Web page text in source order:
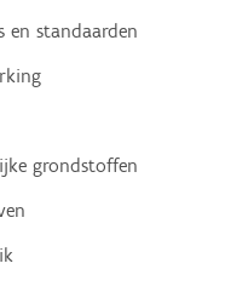
en standaarden
grondstoffen